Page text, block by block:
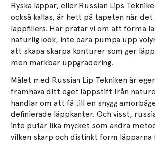
Ryska läppar, eller Russian Lips
också kallas, är hett på tapeten när
läppfillers. Här pratar vi om att forma
naturlig look, inte bara pumpa upp
att skapa skarpa konturer som ger
men märkbar uppgradering.
Målet med Russian Lip Tekniken är
framhäva ditt eget läppstift från
handlar om att få till en snygg
definierade läppkanter. Och visst,
inte putar lika mycket som andra
vilken skarp och distinkt form läpparna